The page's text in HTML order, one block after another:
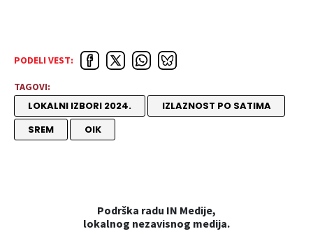
PODELI VEST:
TAGOVI:
LOKALNI IZBORI 2024.
IZLAZNOST PO SATIMA
SREM
OIK
Podrška radu IN Medije,
lokalnog nezavisnog medija.